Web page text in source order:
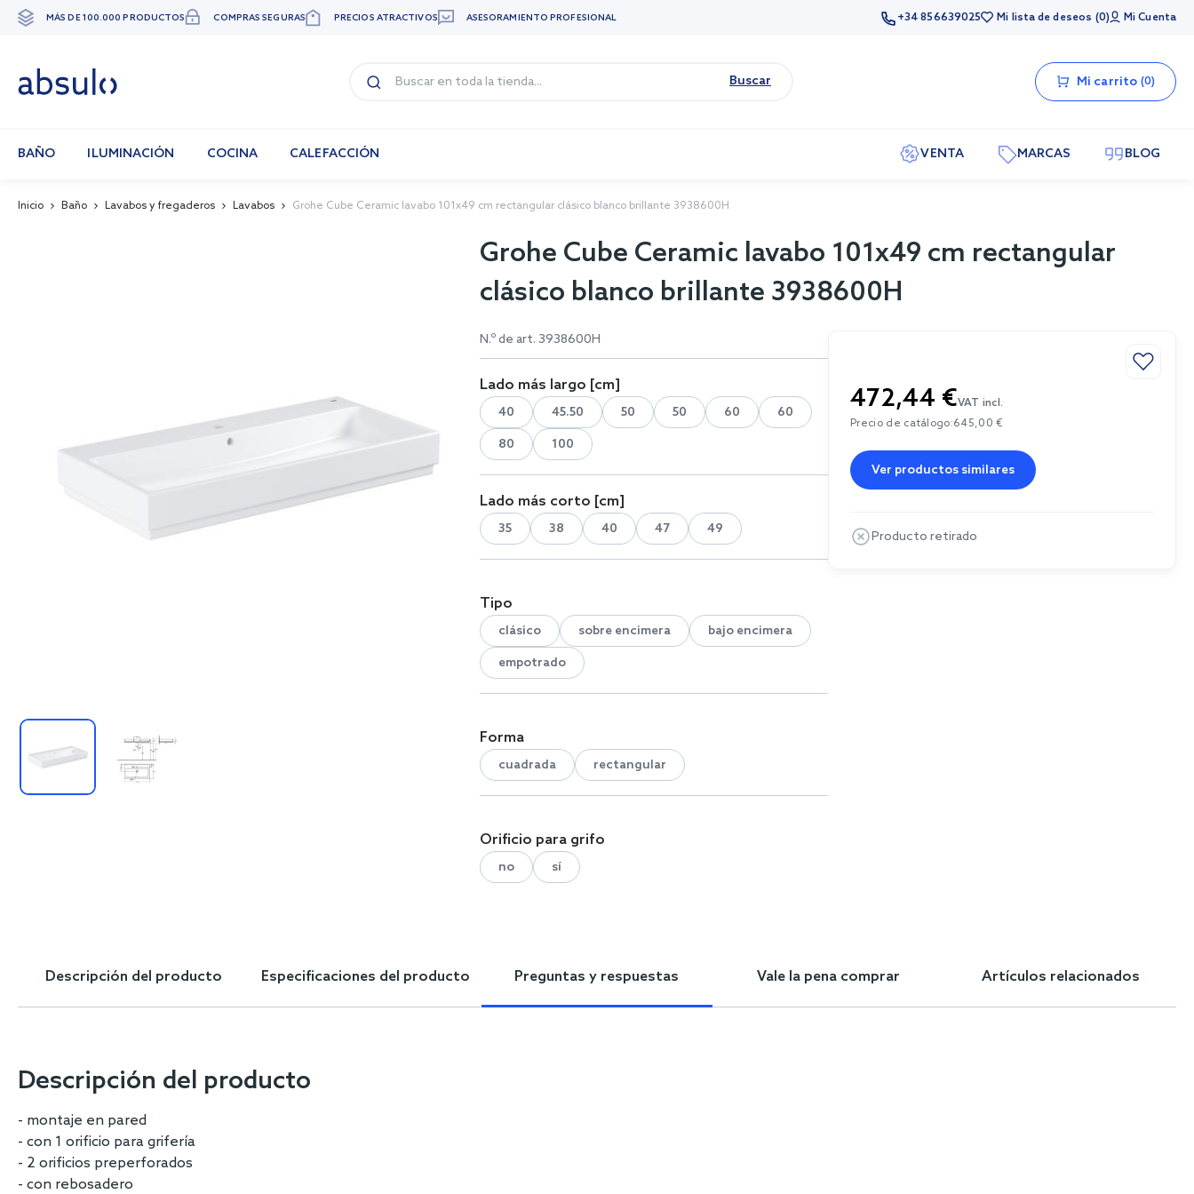
Ir
MÁS DE 100.000 PRODUCTOS COMPRAS SEGURAS PRECIOS ATRACTIVOS ASESORAMIENTO PROFESIONAL +34 856639025 Mi lista de deseos 0 Mi Cuenta
Buscar Mi carrito 0
BAÑO ILUMINACIÓN COCINA CALEFACCIÓN VENTA MARCAS BLOG
Inicio Baño Lavabos y fregaderos Lavabos Grohe Cube Ceramic lavabo 101x49 cm rectangular clásico blanco brillante 3938600H
Grohe Cube Ceramic lavabo 101x49 cm rectangular
clásico blanco brillante 3938600H
N.º de art. 3938600H
Lado más largo [cm]
40 45.50 50 50 60 60
80 100
Lado más corto [cm]
35 38 40 47 49
Tipo
clásico sobre encimera bajo encimera
empotrado
Forma
cuadrada rectangular
Orificio para grifo
no sí
472,44 €VAT incl.
Precio de catálogo:645,00 €
Ver productos similares
Producto retirado
Descripción del producto Especificaciones del producto Preguntas y respuestas Vale la pena comprar Artículos relacionados
Descripción del producto
- montaje en pared
- con 1 orificio para grifería
- 2 orificios preperforados
- con rebosadero